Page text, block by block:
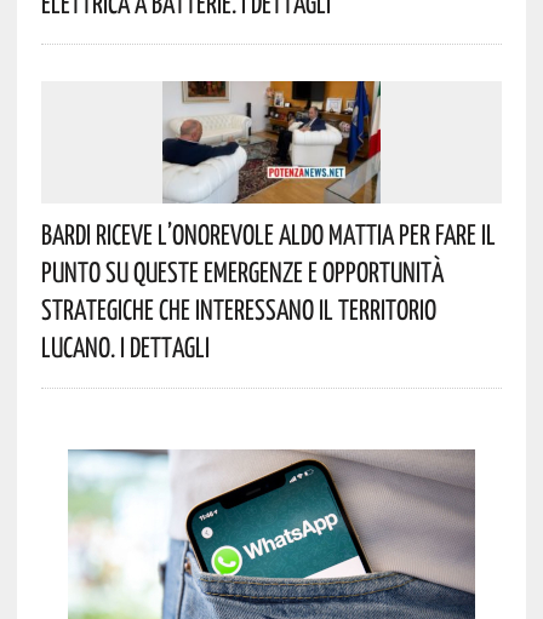
Bardi Riceve L’onorevole Aldo Mattia Per Fare Il
Punto Su Queste Emergenze E Opportunità
Strategiche Che Interessano Il Territorio
Lucano. I Dettagli